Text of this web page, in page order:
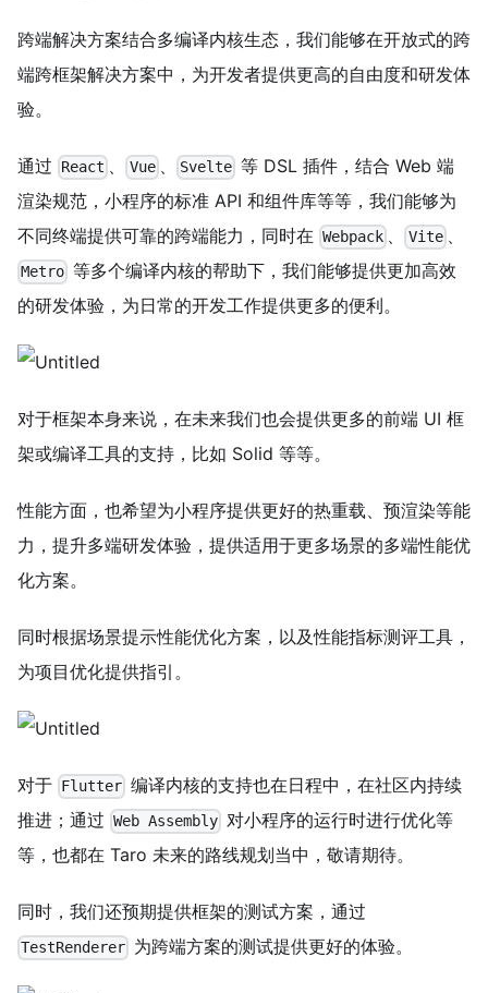
跨端解决方案结合多编译内核生态，我们能够在开放式的跨
端跨框架解决方案中，为开发者提供更高的自由度和研发体
验。
通过 React 、 Vue、 Svelte 等 DSL 插件，结合 Web 端
渲染规范，小程序的标准 API 和组件库等等，我们能够为
不同终端提供可靠的跨端能力，同时在 Webpack 、 Vite、
Metro 等多个编译内核的帮助下，我们能够提供更加高效
的研发体验，为日常的开发工作提供更多的便利。
对于框架本身来说，在未来我们也会提供更多的前端 UI 框
架或编译工具的支持，比如 Solid 等等。
性能方面，也希望为小程序提供更好的热重载、预渲染等能
力，提升多端研发体验，提供适用于更多场景的多端性能优
化方案。
同时根据场景提示性能优化方案，以及性能指标测评工具，
为项目优化提供指引。
对于 Flutter 编译内核的支持也在日程中，在社区内持续
推进；通过 Web Assembly 对小程序的运行时进行优化等
等，也都在 Taro 未来的路线规划当中，敬请期待。
同时，我们还预期提供框架的测试方案，通过
TestRenderer 为跨端方案的测试提供更好的体验。